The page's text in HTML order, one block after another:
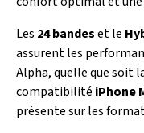
Les 24 bandeset le
assurent les
Alpha, quelle que soit
compatibilité iPhone
présente sur les